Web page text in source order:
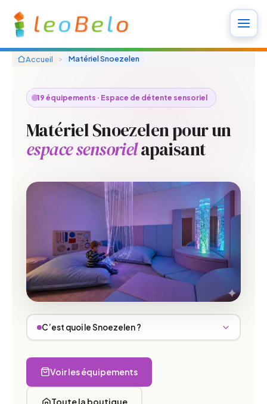
contenu
Accueil > Matériel Snoezelen
19 équipements · Espace de détente sensoriel
Matériel Snoezelen pour un
espace sensorielapaisant
C’est quoi le Snoezelen ?
Snoezelen
snuffelen
doezelen
Voir les équipements
Toute la boutique